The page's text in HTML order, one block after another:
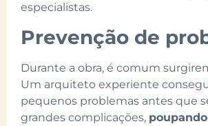
especialistas.
Prevenção de
Durante a obra, é comum
Um arquiteto experiente
pequenos problemas antes que
grandes complicações,